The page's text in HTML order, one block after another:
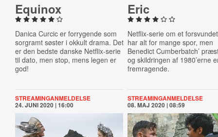
Equinox
Danica Curcic er forrygende som
sorgramt søster i okkult drama. Det
er den bedste danske Netflix-serie
til dato, men stop, mens legen er
god!
Eric
Netflix-serie om et
har alt for mange spor, men
Benedict Cumberbatch’
og skildringen af 1980’erne
fremragende.
STREAMINGANMELDELSE
24. JUNI 2020 | 16:00
STREAMINGANMELDELSE
08. MAJ 2020 | 08:59